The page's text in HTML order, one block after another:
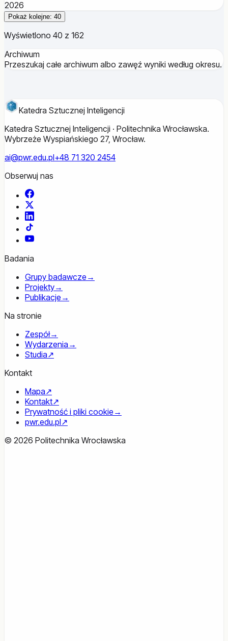
2026
Pokaż kolejne: 40
Wyświetlono 40 z 162
Archiwum
Przeszukaj całe archiwum albo zawęź wyniki według okresu.
Katedra Sztucznej Inteligencji
Katedra Sztucznej Inteligencji · Politechnika Wrocławska.
Wybrzeże Wyspiańskiego 27, Wrocław.
ai@pwr.edu.pl+48 71 320 2454
Obserwuj nas
Facebook
YouTube
Badania
Grupy badawcze →
Projekty→
Publikacje →
Na stronie
Zespół→
Wydarzenia →
Studia↗
Kontakt
Mapa↗
Kontakt↗
Prywatność i pliki cookie →
pwr.edu.pl↗
© 2026 Politechnika Wrocławska